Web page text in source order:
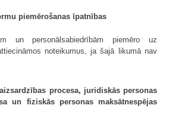
piemērošanas īpatnības
un personālsabiedrībām piemēro uz
noteikumus, ja šajā likumā nav
procesa, juridiskās personas
un fiziskās personas maksātnespējas